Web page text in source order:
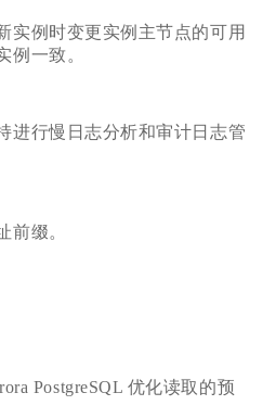
实例时变更实例主节点的可用
例一致。
进行慢日志分析和审计日志管
前缀。
PostgreSQL 优化读取的预